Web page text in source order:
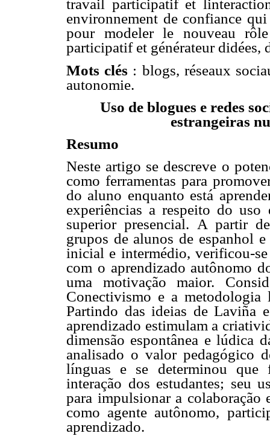
travail participatif et
environnement de confiance
pour modeler le nouveau
participatif et générateur didées,
Mots clés : blogs, réseaux
autonomie.
Uso de blogues e redes
estrangeiras
Resumo
Neste artigo se descreve o
como ferramentas para
do aluno enquanto está
experiências a respeito do uso
superior presencial. A partir
grupos de alunos de espanhol
inicial e intermédio, verificou-
com o aprendizado autônomo
uma motivação maior.
Conectivismo e a metodologia
Partindo das ideias de Laviña
aprendizado estimulam a
dimensão espontânea e lúdica
analisado o valor pedagógico
línguas e se determinou que
interação dos estudantes; seu
para impulsionar a colaboração
como agente autônomo,
aprendizado.